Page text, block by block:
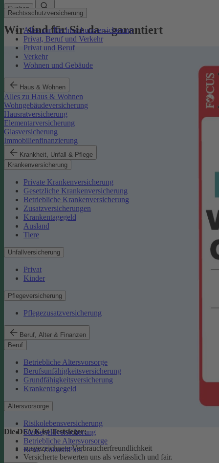
Rechtsschutzversicherung
Alles zur Rechtsschutzversicherung
Privat, Beruf und Verkehr
Privat und Beruf
Verkehr
Wohnen und Gebäude
Haus & Wohnen
Alles zu Haus & Wohnen
Wohngebäudeversicherung
Hausratversicherung
Elementarversicherung
Glasversicherung
Immobilienfinanzierung
Krankheit, Unfall & Pflege
Krankenversicherung
Private Krankenversicherung
Gesetzliche Krankenversicherung
Betriebliche Krankenversicherung
Zusatzversicherungen
Krankentagegeld
Ausland
Tiere
Unfallversicherung
Privat
Kinder
Pflegeversicherung
Pflegezusatzversicherung
Beruf, Alter & Finanzen
Beruf
Betriebliche Altersvorsorge
Berufsunfähigkeitsversicherung
Grundfähigkeitsversicherung
Krankentagegeld
Altersvorsorge
Risikolebensversicherung
Sterbegeldversicherung
Betriebliche Altersvorsorge
Rente ZukunftPlus
Suchen
Wir sind für Sie da – garantiert
Die DEVK ist Testsieger:
ausgezeichnete Verbraucherfreundlichkeit
Versicherte bewerten uns als verlässlich und fair.